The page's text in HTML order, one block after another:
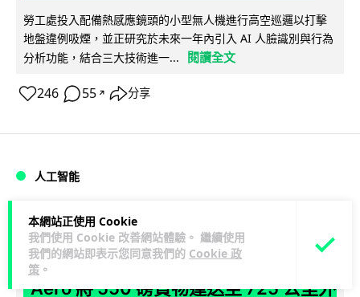
本網站正使用 Cookie
我們使用 Cookie 改善網站體驗。 繼續使用
我們的網站即表示您同意我們的 Cookie 政
策 。
勞工處投入配備熱感應鏡頭的小型無人機進行高空巡邏以打擊
地盤違例吸煙，並正研究於未來一年內引入 AI 人臉識別與行為
分析功能，結合三大技術進一...
閱讀全文
246 55 ↗ 分享
人工智能
Lawton 1 日
貨運火箭 沖繩飛台灣僅需 15 分鐘 Hop
Aero 將 550 磅貨物運送至 725 公里外